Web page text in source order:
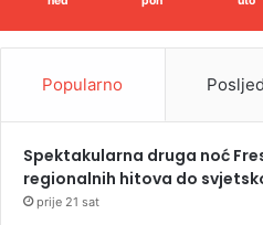
Popularno
Spektakularna druga noć
regionalnih hitova do
prije 21 sat